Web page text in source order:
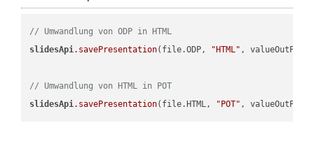
// Umwandlung von ODP in HTML
slidesApi.savePresentation(file.ODP, "HTML" ,
// Umwandlung von HTML in POT
slidesApi.savePresentation(file.HTML, "POT"